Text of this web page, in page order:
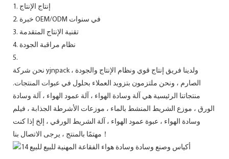
1. إنتاج الإنتاج
2. خبرة OEM/ODM في سنوات
3. تقنية الإنتاج المتقدمة
4. نظام مراقبة الجودة
5.
نحن شركة yjnpack ، ولدينا فريق إنتاج قوي ونظام الإنتاج والجودة
الصارم ، ونحن ملتزمون بتزويد العملاء بحلول في عبوات المنتجات.
منتجاتنا الرئيسية هي آلة وسادة الهواء ، آلة عمود الهواء ، آلة وسادة
الورق ، موزع الشريط المنشط بالماء ، موزعات الأشرطة الجذابة ، فيلم
وسادة الهواء ، عبوة عمود الهواء ، آلة الشريط الورقي ، إلخ إذا كنت
مهتمًا بالمنتج ، يرجى الاتصال بنا！